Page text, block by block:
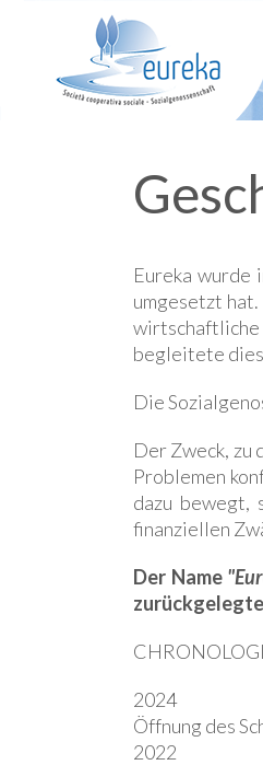
Eureka wurde
umgesetzt
begleitete
Die
Der Zweck, zu
Problemen
dazu bewegt,
finanziellen
Der Name
2024
Öffnung des
2022